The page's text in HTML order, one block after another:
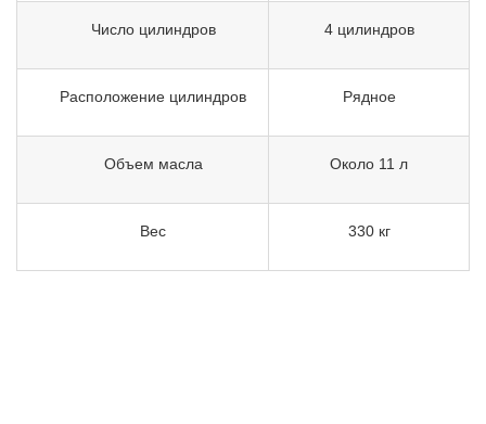
Число цилиндров 4 цилиндров
Расположение цилиндров Рядное
Объем масла Около 11 л
Вес 330 кг